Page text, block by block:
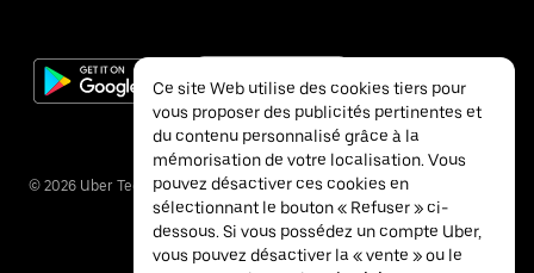
© 2026 Uber Technologies Inc.
Ce site Web utilise des cookies tiers pour
vous proposer des publicités pertinentes et
du contenu personnalisé grâce à la
mémorisation de votre localisation. Vous
pouvez désactiver ces cookies en
sélectionnant le bouton « Refuser » ci-
dessous. Si vous possédez un compte Uber,
vous pouvez désactiver la « vente » ou le